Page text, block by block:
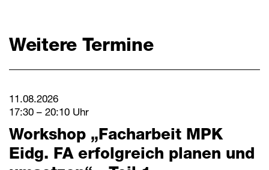
Weitere Termine
11.08.2026
17:30 – 20:10 Uhr
Workshop „Facharbeit MPK
Eidg. FA erfolgreich planen und